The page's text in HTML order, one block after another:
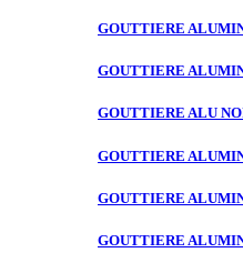
GOUTTIERE
GOUTTIERE
GOUTTIERE ALU
GOUTTIERE
GOUTTIERE
GOUTTIERE